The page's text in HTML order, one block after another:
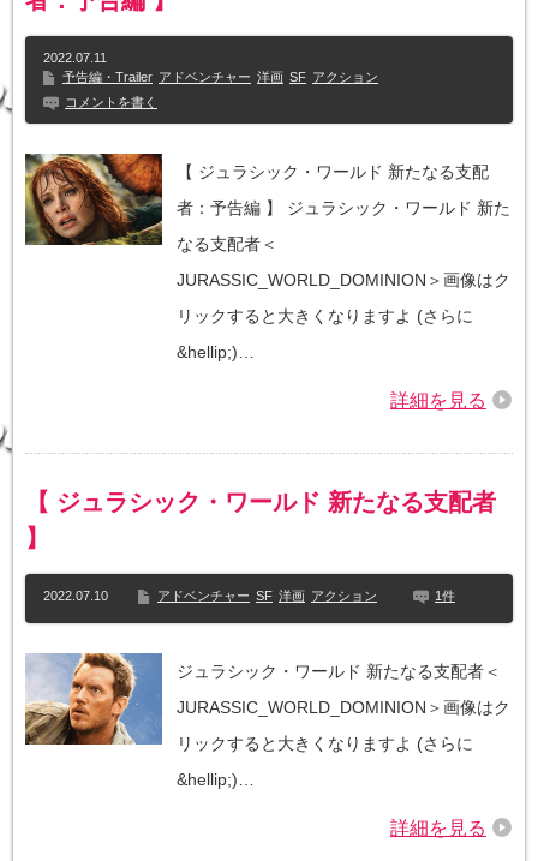
2022.07.11
予告編・Trailer アドベンチャー 洋画 SF アクション
コメントを書く
【 ジュラシック・ワールド 新たなる支配
者：予告編 】 ジュラシック・ワールド 新た
なる支配者＜
JURASSIC_WORLD_DOMINION＞画像はク
リックすると大きくなりますよ (さらに
&hellip;)…
詳細を見る
【 ジュラシック・ワールド 新たなる支配者
】
2022.07.10 アドベンチャー SF 洋画 アクション 1件
ジュラシック・ワールド 新たなる支配者＜
JURASSIC_WORLD_DOMINION＞画像はク
リックすると大きくなりますよ (さらに
&hellip;)…
詳細を見る